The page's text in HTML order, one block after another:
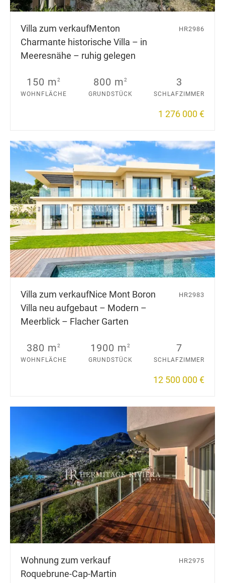
Villa zum verkaufMenton
Charmante historische Villa – in
Meeresnähe – ruhig gelegen
HR2986
150 m2
WOHNFLÄCHE
800 m2
GRUNDSTÜCK
3
SCHLAFZIMMER
1 276 000 €
Villa zum verkaufNice Mont Boron
Villa neu aufgebaut – Modern –
Meerblick – Flacher Garten
HR2983
380 m2
WOHNFLÄCHE
1900 m2
GRUNDSTÜCK
7
SCHLAFZIMMER
12 500 000 €
Wohnung zum verkauf
Roquebrune-Cap-Martin
HR2975